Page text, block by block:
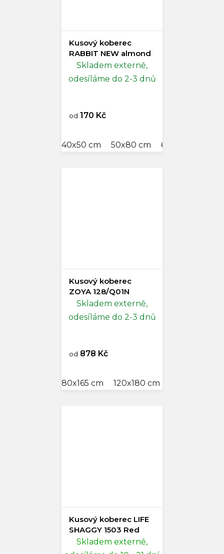
Kusový koberec
RABBIT NEW almond
Skladem externě,
odesíláme do 2-3 dnů
od 170 Kč
40x50 cm 50x80 cm 60x90 cm
Kusový koberec
ZOYA 128/Q01N
Skladem externě,
odesíláme do 2-3 dnů
od 878 Kč
80x165 cm 120x180 cm
Kusový koberec LIFE
SHAGGY 1503 Red
Skladem externě,